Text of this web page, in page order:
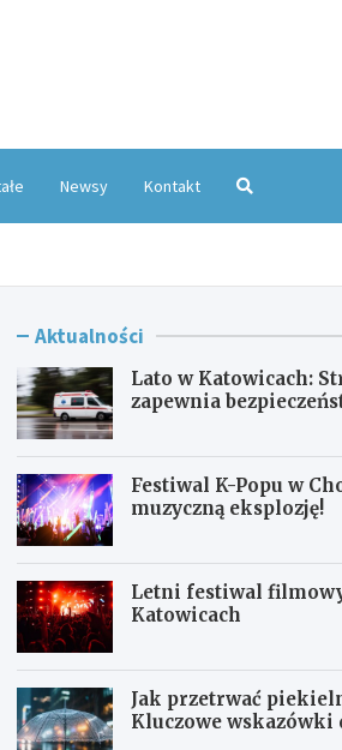
Newsy Kontakt
Aktualności
Lato w Katowicach:
zapewnia
Festiwal K-Popu w
muzyczną eksplozję!
Letni festiwal
Katowicach
Jak przetrwać
Kluczowe wskazówki